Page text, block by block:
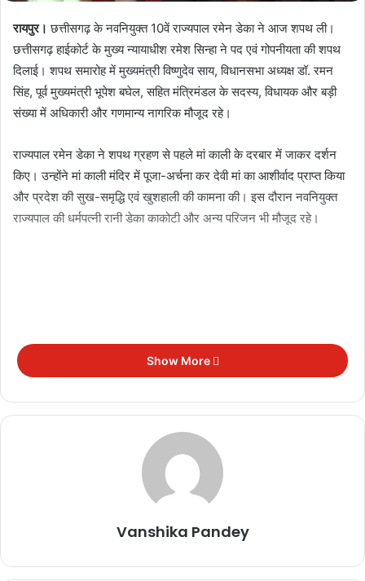
रायपुर।छत्तीसगढ़ के नवनियुक्त 10वें राज्यपाल रमेन डेका ने आज शपथ ली।
छत्तीसगढ़ हाईकोर्ट के मुख्य न्यायाधीश रमेश सिन्हा ने पद एवं गोपनीयता की शपथ
दिलाई। शपथ समारोह में मुख्यमंत्री विष्णुदेव साय, विधानसभा अध्यक्ष डॉ. रमन
सिंह, पूर्व मुख्यमंत्री भूपेश बघेल, सहित मंत्रिमंडल के सदस्य, विधायक और बड़ी
संख्या में अधिकारी और गणमान्य नागरिक मौजूद रहे।
राज्यपाल रमेन डेका ने शपथ ग्रहण से पहले मां काली के दरबार में जाकर दर्शन
किए। उन्होंने मां काली मंदिर में पूजा-अर्चना कर देवी मां का आशीर्वाद प्राप्त किया
और प्रदेश की सुख-समृद्धि एवं खुशहाली की कामना की। इस दौरान नवनियुक्त
राज्यपाल की धर्मपत्नी रानी डेका काकोटी और अन्य परिजन भी मौजूद रहे।
स्तर पर कई जिम्मेदारियों को संभाला। वह पहली बार 2009 में असम की मंगलदोई
Show More
Vanshika Pandey